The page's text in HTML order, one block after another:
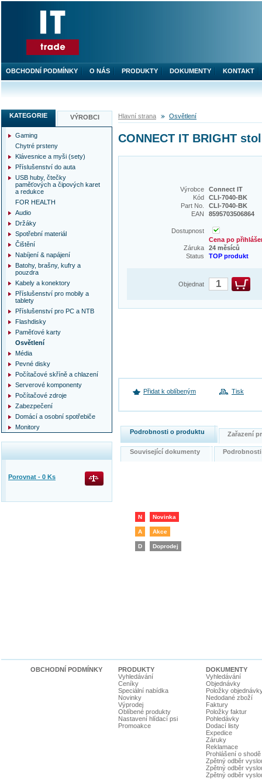
Hlavní strana Osvětlení
CONNECT IT BRIGHT
Výrobce
Connect IT
Kód
CLI-7040-BK
Part No.
CLI-7040-BK
EAN
8595703506864
Dostupnost
Cena po
Záruka
24 měsíců
Status
TOP produkt
Objednat
Přidat k oblíbeným Tisk
Podrobnosti o produktu Zařazení
Související dokumenty
N Novinka
A Akce
D Doprodej
KATEGORIE VÝROBCI
Gaming
Chytré prsteny
Klávesnice a myši (sety)
Příslušenství do auta
USB huby, čtečky
paměťových a čipových karet
a redukce
FOR HEALTH
Audio
Držáky
Spotřební materiál
Čištění
Nabíjení & napájení
Batohy, brašny, kufry a
pouzdra
Kabely a konektory
Příslušenství pro mobily a
tablety
Příslušenství pro PC a NTB
Flashdisky
Paměťové karty
Osvětlení
Média
Pevné disky
Počítačové skříně a chlazení
Serverové komponenty
Počítačové zdroje
Zabezpečení
Domácí a osobní spotřebiče
Monitory
Porovnat - 0 Ks
OBCHODNÍ PODMÍNKY O NÁS PRODUKTY DOKUMENTY KONTAKT
OBCHODNÍ PODMÍNKY
PRODUKTY
Vyhledávání
Ceníky
Speciální nabídka
Novinky
Výprodej
Oblíbené produkty
Nastavení hlídací psi
Promoakce
DOKUMENTY
Vyhledávání
Objednávky
Položky
Nedodané zboží
Faktury
Položky faktur
Pohledávky
Dodací listy
Expedice
Záruky
Reklamace
Prohlášení o shodě
Zpětný odběr
Zpětný odběr
Zpětný odběr